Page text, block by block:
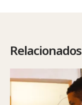
Relacionados